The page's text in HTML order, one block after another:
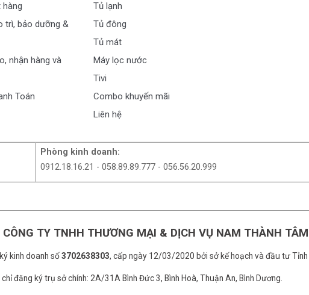
trì, bảo dưỡng &
nhận hàng và
Toán
Tủ lạnh
Tủ đông
Tủ mát
Máy lọc nước
Tivi
Combo khuyến mãi
Liên hệ
Phòng kinh doanh:
0912.18.16.21 - 058.89.89.777 - 056.56.20.999
TY TNHH THƯƠNG MẠI & DỊCH VỤ NAM THÀNH TÂM
kinh doanh số3702638303, cấp ngày 12/03/2020 bởi sở kế hoạch và đầu tư Tỉnh
đăng ký trụ sở chính: 2A/31A Bình Đức 3, Bình Hoà, Thuận An, Bình Dương.